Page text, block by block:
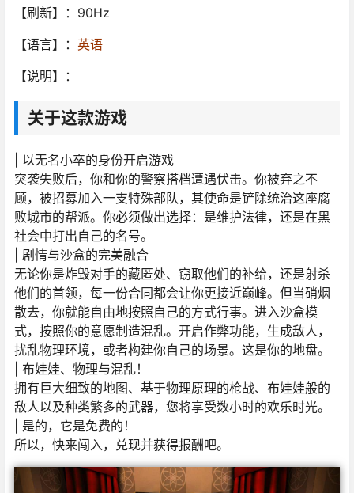
【刷新】：90Hz
【语言】： 英语
【说明】：
关于这款游戏
| 以无名小卒的身份开启游戏
突袭失败后，你和你的警察搭档遭遇伏击。你被弃之不
顾，被招募加入一支特殊部队，其使命是铲除统治这座腐
败城市的帮派。你必须做出选择：是维护法律，还是在黑
社会中打出自己的名号。
| 剧情与沙盒的完美融合
无论你是炸毁对手的藏匿处、窃取他们的补给，还是射杀
他们的首领，每一份合同都会让你更接近巅峰。但当硝烟
散去，你就能自由地按照自己的方式行事。进入沙盒模
式，按照你的意愿制造混乱。开启作弊功能，生成敌人，
扰乱物理环境，或者构建你自己的场景。这是你的地盘。
| 布娃娃、物理与混乱！
拥有巨大细致的地图、基于物理原理的枪战、布娃娃般的
敌人以及种类繁多的武器，您将享受数小时的欢乐时光。
| 是的，它是免费的！
所以，快来闯入，兑现并获得报酬吧。